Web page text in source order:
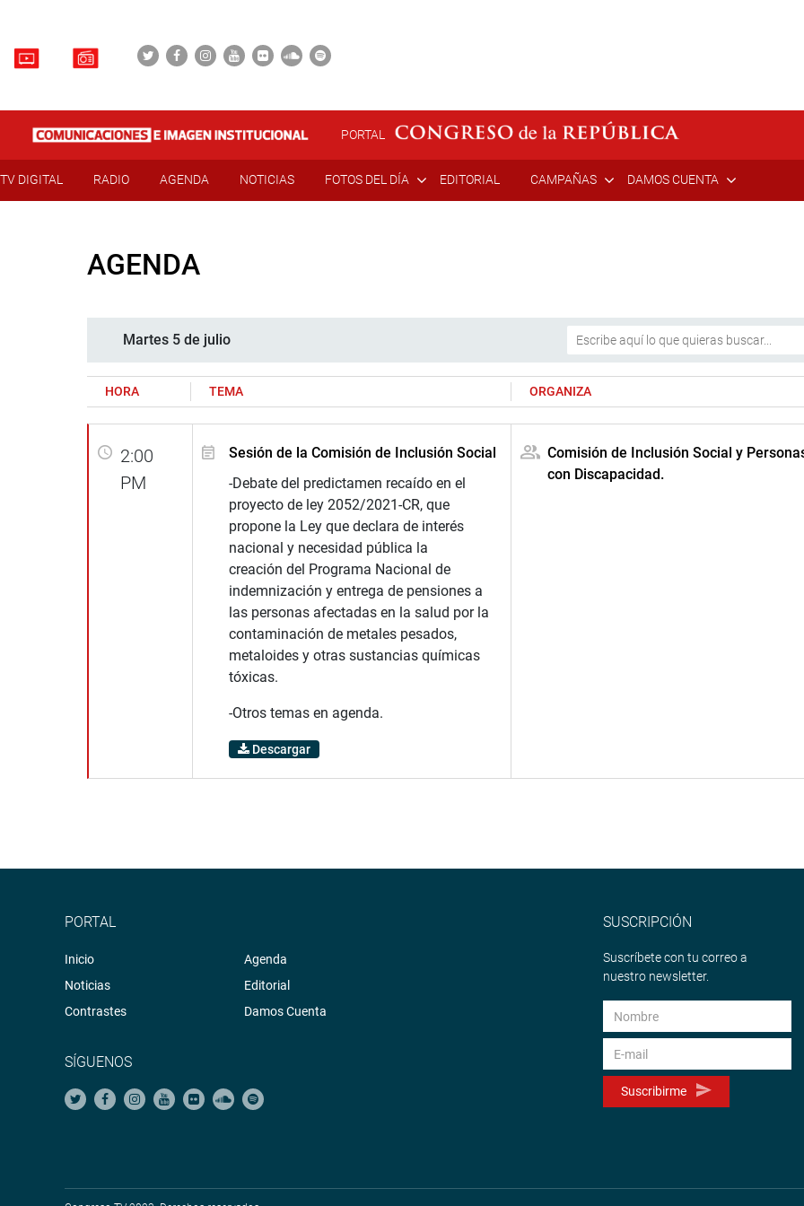
PORTAL
TV DIGITAL RADIO AGENDA NOTICIAS FOTOS DEL DÍA EDITORIAL CAMPAÑAS DAMOS CUENTA
AGENDA
Martes 5 de julio
HORA TEMA ORGANIZA
2:00
PM
Sesión de la Comisión de Inclusión Social
-Debate del predictamen recaído en el
proyecto de ley 2052/2021-CR, que
propone la Ley que declara de interés
nacional y necesidad pública la
creación del Programa Nacional de
indemnización y entrega de pensiones a
las personas afectadas en la salud por la
contaminación de metales pesados,
metaloides y otras sustancias químicas
tóxicas.
-Otros temas en agenda.
Descargar
Comisión de Inclusión Social y
con Discapacidad.
PORTAL
Inicio
Noticias
Contrastes
Agenda
Editorial
Damos Cuenta
SÍGUENOS
SUSCRIPCIÓN
Suscríbete con tu correo a
nuestro newsletter.
Suscribirme